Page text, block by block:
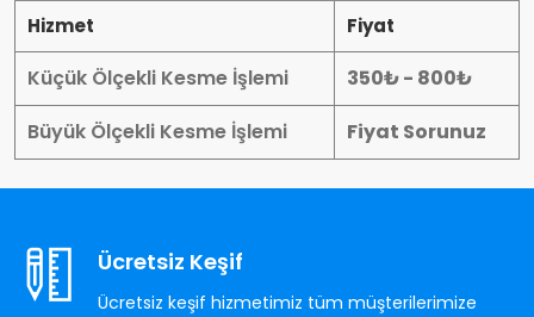
Hizmet Fiyat
Küçük Ölçekli Kesme İşlemi
350₺ - 800₺
Büyük Ölçekli Kesme İşlemi
Fiyat Sorunuz
Ücretsiz Keşif
Ücretsiz keşif hizmetimiz tüm müşterilerimize